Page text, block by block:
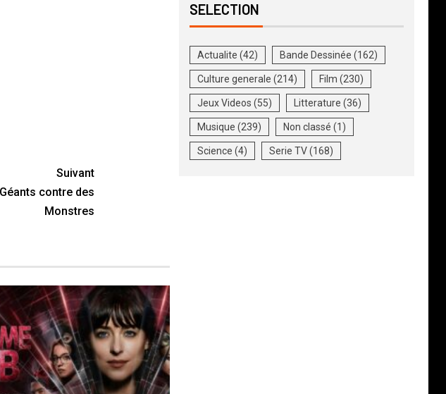
Suivant
contre des
Monstres
SELECTION
Actualite (42) Bande Dessinée (162)
Culture generale (214) Film (230)
Jeux Videos (55) Litterature (36)
Musique (239) Non classé (1)
Science (4) Serie TV(168)